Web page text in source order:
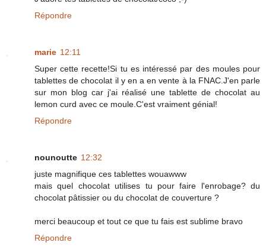
Répondre
marie 12:11
Super cette recette!Si tu es intéressé par des moules pour
tablettes de chocolat il y en a en vente à la FNAC.J'en parle
sur mon blog car j'ai réalisé une tablette de chocolat au
lemon curd avec ce moule.C'est vraiment génial!
Répondre
nounoutte 12:32
juste magnifique ces tablettes wouawww
mais quel chocolat utilises tu pour faire l'enrobage? du
chocolat pâtissier ou du chocolat de couverture ?
merci beaucoup et tout ce que tu fais est sublime bravo
Répondre